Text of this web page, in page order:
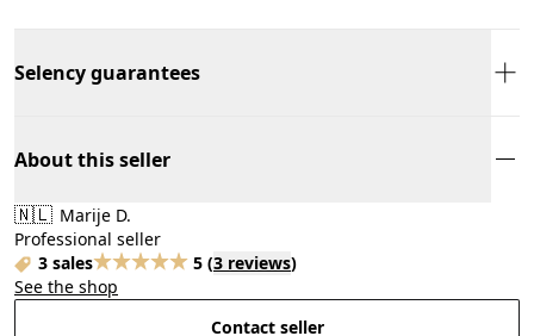
Selency guarantees
About this seller
🇳🇱 Marije D.
Professional seller
3 sales
5 (3 reviews)
See the shop
Contact seller